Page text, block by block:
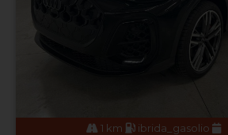
1 km ibrida_gasolio